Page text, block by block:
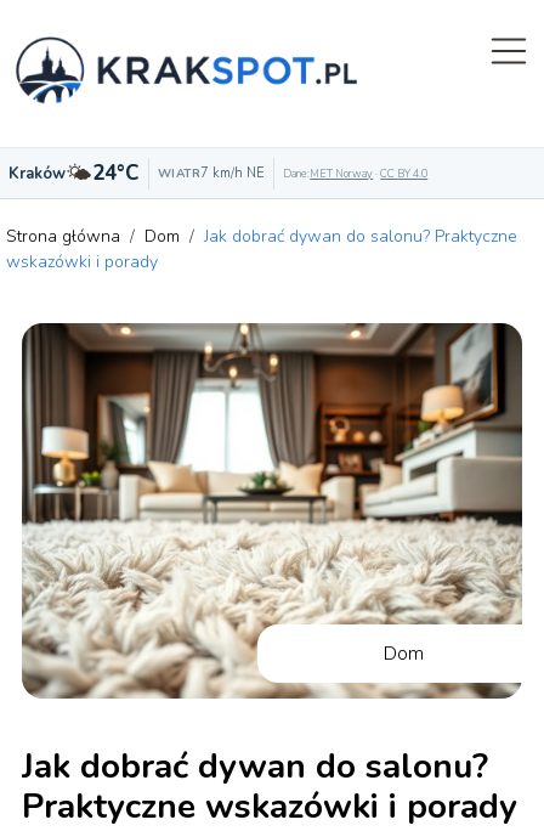
Kraków🌤️24°C WIATR7 km/h NE Dane:MET Norway·CC BY 4.0
Strona główna / Dom /Jak dobrać dywan do salonu? Praktyczne
wskazówki i porady
Dom
Jak dobrać dywan do salonu?
Praktyczne wskazówki i porady